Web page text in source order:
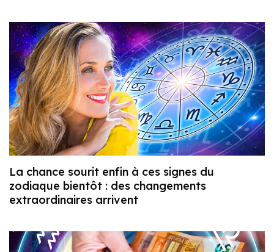
La chance sourit enfin à ces signes du
zodiaque bientôt : des changements
extraordinaires arrivent